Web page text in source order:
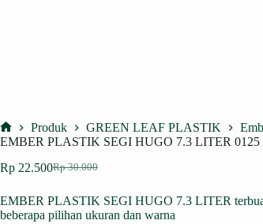
Home
Produk GREEN LEAF PLASTIK
EMBER PLASTIK SEGI HUGO 7.3 LITER 0125
Rp30.000
Harga
adalah:
Rp 30.000.
Rp 22.500Harga
ini
adalah:
EMBER PLASTIK SEGI HUGO 7.3 LITER terbuat
beberapa pilihan ukuran dan warna